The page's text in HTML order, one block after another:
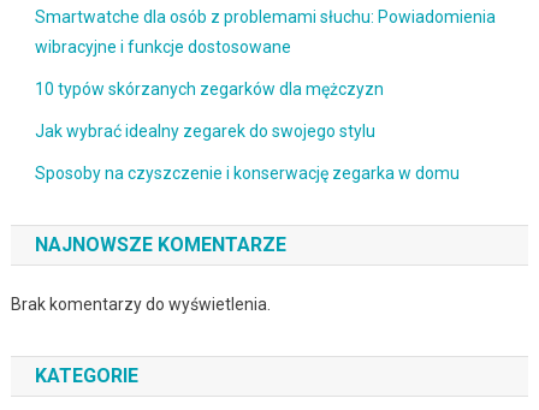
Smartwatche dla osób z problemami słuchu: Powiadomienia
wibracyjne i funkcje dostosowane
10 typów skórzanych zegarków dla mężczyzn
Jak wybrać idealny zegarek do swojego stylu
Sposoby na czyszczenie i konserwację zegarka w domu
NAJNOWSZE KOMENTARZE
Brak komentarzy do wyświetlenia.
KATEGORIE